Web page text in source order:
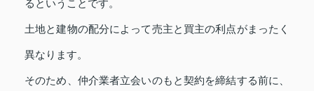
るということです。
土地と建物の配分によって売主と買主の利点がまったく
異なります。
そのため、仲介業者立会いのもと契約を締結する前に、